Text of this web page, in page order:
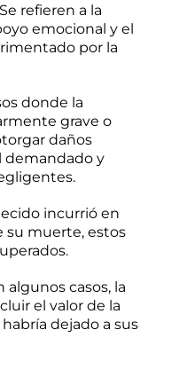
refieren a la
emocional y el
por la
donde la
grave o
daños
demandado y
incurrió en
su muerte, estos
algunos casos, la
el valor de la
dejado a sus